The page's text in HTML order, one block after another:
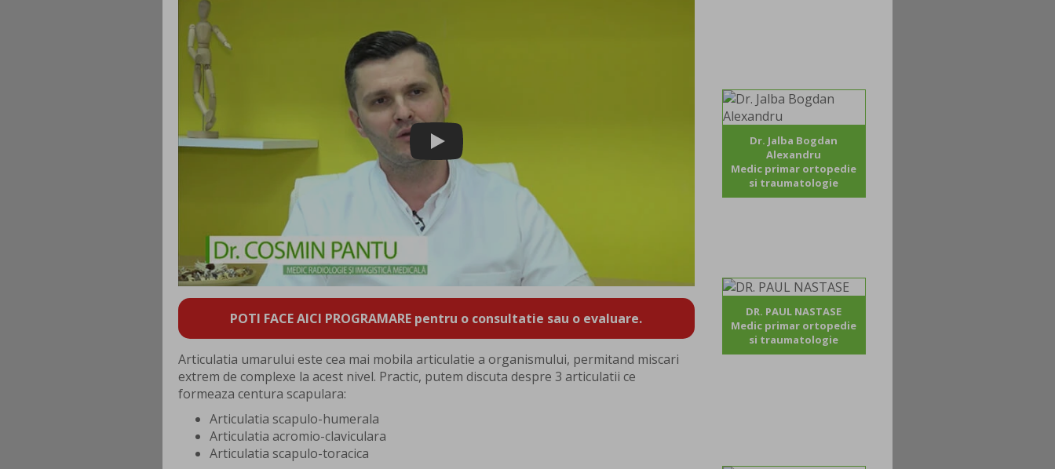
Play
POTI FACE AICI PROGRAMARE pentru o consultatie sau o evaluare.
Articulatia umarului este cea mai mobila articulatie a organismului, permitand miscari
extrem de complexe la acest nivel. Practic, putem discuta despre 3 articulatii ce
formeaza centura scapulara:
Articulatia scapulo-humerala
Articulatia acromio-claviculara
Articulatia scapulo-toracica
Dr. Jalba Bogdan
Alexandru
Medic primar ortopedie
si traumatologie
DR. PAUL NASTASE
Medic primar ortopedie
si traumatologie